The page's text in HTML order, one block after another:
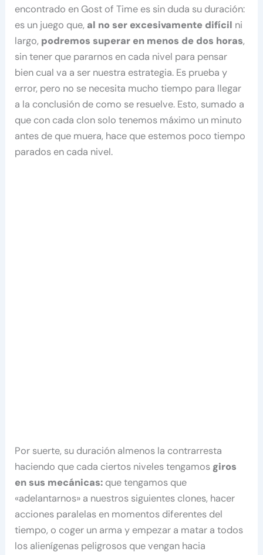
encontrado en Gost of Time es sin duda su duración:
es un juego que, al no ser excesivamente difícil ni
largo, podremos superar en menos de dos horas,
sin tener que pararnos en cada nivel para pensar
bien cual va a ser nuestra estrategia. Es prueba y
error, pero no se necesita mucho tiempo para llegar
a la conclusión de como se resuelve. Esto, sumado a
que con cada clon solo tenemos máximo un minuto
antes de que muera, hace que estemos poco tiempo
parados en cada nivel.
Por suerte, su duración almenos la contrarresta
haciendo que cada ciertos niveles tengamos giros
en sus mecánicas: que tengamos que
«adelantarnos» a nuestros siguientes clones, hacer
acciones paralelas en momentos diferentes del
tiempo, o coger un arma y empezar a matar a todos
los alienígenas peligrosos que vengan hacia